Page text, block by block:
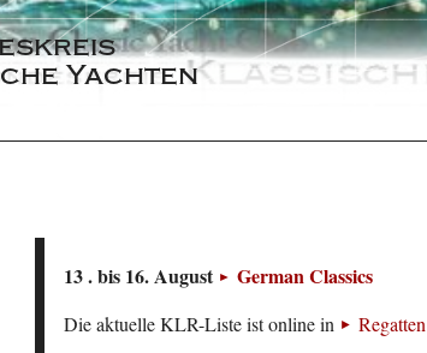
Yachten
13 . bis 16. August German Classics
Die aktuelle KLR-Liste ist online in Regatten